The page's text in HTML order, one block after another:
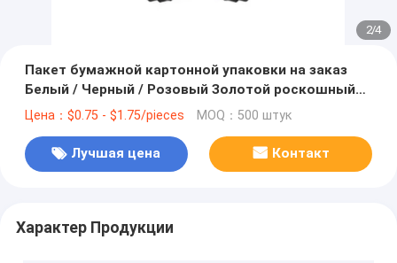
2/4
Пакет бумажной картонной упаковки на заказ
Белый / Черный / Розовый Золотой роскошный
магнитный подарочный ящик с застежкой
Цена：$0.75 - $1.75/pieces MOQ：500 штук
Лучшая цена Контакт
Характер Продукции